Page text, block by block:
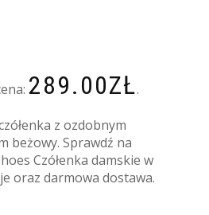
289.00ZŁ.
z ozdobnym
beżowy. Sprawdź na
Czółenka damskie w
oraz darmowa dostawa.